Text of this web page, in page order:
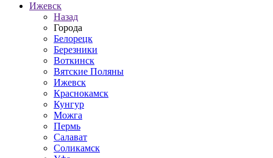
Ижевск
Назад
Города
Белорецк
Березники
Воткинск
Вятские Поляны
Ижевск
Краснокамск
Кунгур
Можга
Пермь
Салават
Соликамск